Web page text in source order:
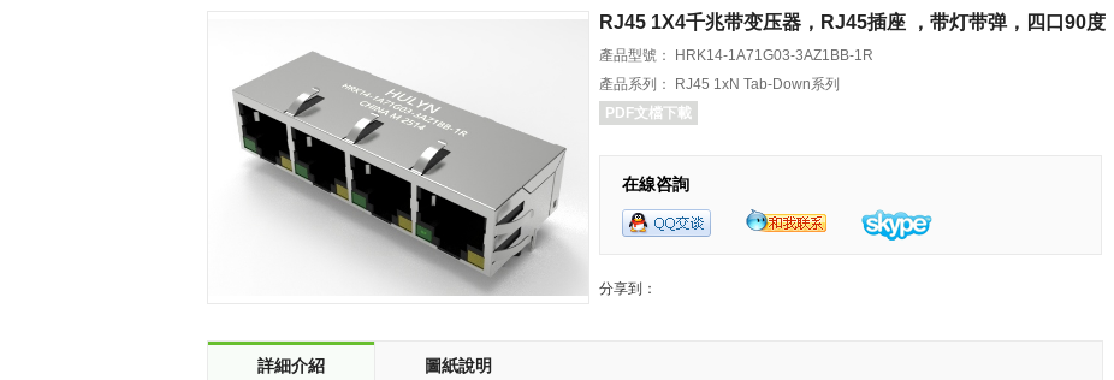
RJ45 1X4千兆带变压器，RJ45插座 ，带灯带弹，四口90度
產品型號： HRK14-1A71G03-3AZ1BB-1R
產品系列： RJ45 1xN Tab-Down系列
PDF文檔下載
在線咨詢
分享到：
詳細介紹 圖紙說明